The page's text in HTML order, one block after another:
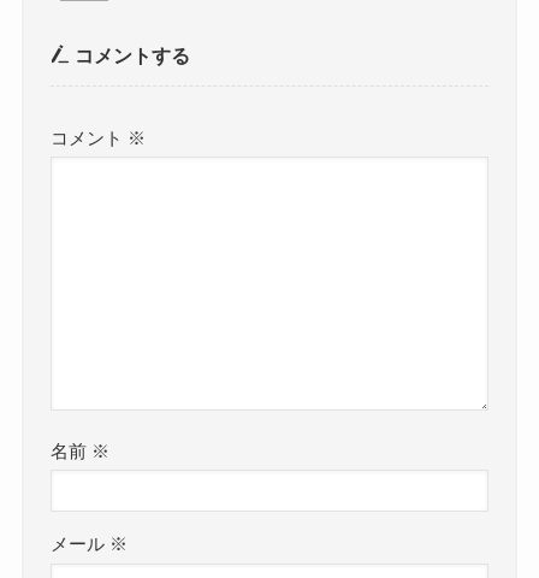
コメントする
コメント ※
名前 ※
メール ※